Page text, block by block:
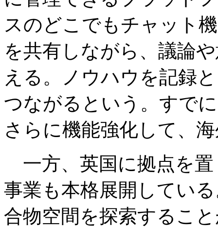
スのどこでもチャット
を共有しながら、議論
える。ノウハウを記録
つながるという。すで
さらに機能強化して、
一方、英国に拠点を
事業も本格展開してい
合物空間を探索するこ